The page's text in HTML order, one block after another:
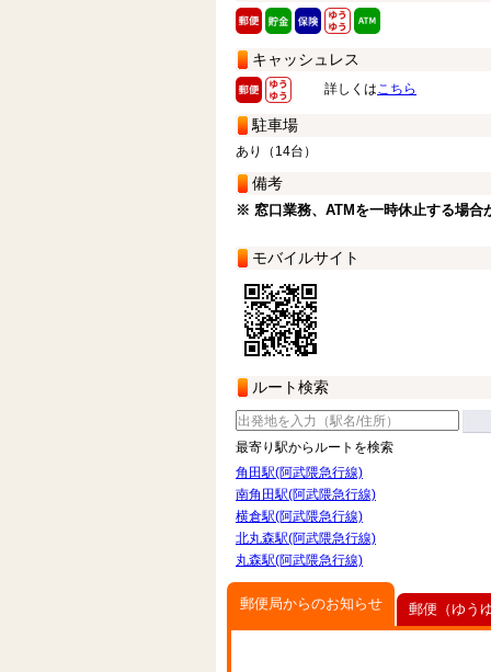
キャッシュレス
詳しくはこちら
駐車場
あり（14台）
備考
※ 窓口業務、ATMを一時休止する場合
モバイルサイト
ルート検索
最寄り駅からルートを検索
角田駅(阿武隈急行線)
南角田駅(阿武隈急行線)
横倉駅(阿武隈急行線)
北丸森駅(阿武隈急行線)
丸森駅(阿武隈急行線)
郵便局からのお知らせ 郵便（ゆう